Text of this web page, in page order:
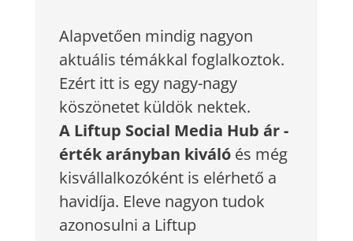
Alapvetően mindig nagyon
aktuális témákkal foglalkoztok.
Ezért itt is egy nagy-nagy
köszönetet küldök nektek.
A Liftup Social Media Hub ár -
érték arányban kiválóés még
kisvállalkozóként is elérhető a
havidíja. Eleve nagyon tudok
azonosulni a Liftup